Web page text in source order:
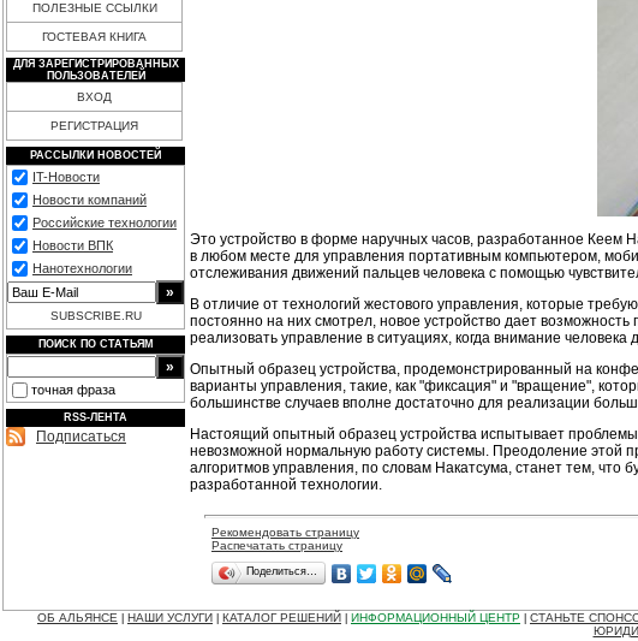
ПОЛЕЗНЫЕ ССЫЛКИ
ГОСТЕВАЯ КНИГА
ДЛЯ ЗАРЕГИСТРИРОВАННЫХ
ПОЛЬЗОВАТЕЛЕЙ
ВХОД
РЕГИСТРАЦИЯ
РАССЫЛКИ НОВОСТЕЙ
IT-Новости
Новости компаний
Российские технологии
Новости ВПК
Нанотехнологии
SUBSCRIBE.RU
ПОИСК ПО СТАТЬЯМ
точная фраза
RSS-ЛЕНТА
Подписаться
Это устройство в форме наручных часов, разработанное Кеем
в любом месте для управления портативным компьютером,
отслеживания движений пальцев человека с помощью
В отличие от технологий жестового управления, которые
постоянно на них смотрел, новое устройство дает
реализовать управление в ситуациях, когда внимание
Опытный образец устройства, продемонстрированный на
варианты управления, такие, как "фиксация" и "вращение",
большинстве случаев вполне достаточно для реализации
Настоящий опытный образец устройства испытывает
невозможной нормальную работу системы. Преодоление этой
алгоритмов управления, по словам Накатсума, станет тем, что
разработанной технологии.
Рекомендовать страницу
Распечатать страницу
Поделиться…
ОБ АЛЬЯНСЕ НАШИ УСЛУГИ КАТАЛОГ РЕШЕНИЙ ИНФОРМАЦИОННЫЙ ЦЕНТР СТАНЬТЕ